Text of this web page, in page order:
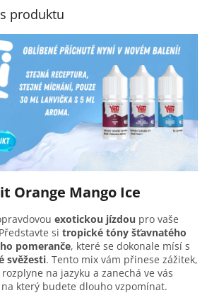
produktu
Orange Mango Ice
exotickou jízdou pro vaše
si tropické tóny šťavnatého
pomeranče, které se dokonale mísí s
svěžesti. Tento mix vám přinese zážitek,
na jazyku a zanechá ve vás
který budete dlouho vzpomínat.